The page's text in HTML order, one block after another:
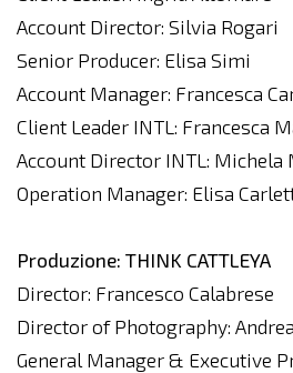
Account Director: Silvia Rogari
Senior Producer: Elisa Simi
Account Manager: Francesca
Client Leader INTL: Francesca
Account Director INTL: Michela
Operation Manager: Elisa
Produzione: THINK CATTLEYA
Director: Francesco Calabrese
Director of Photography:
General Manager & Executive